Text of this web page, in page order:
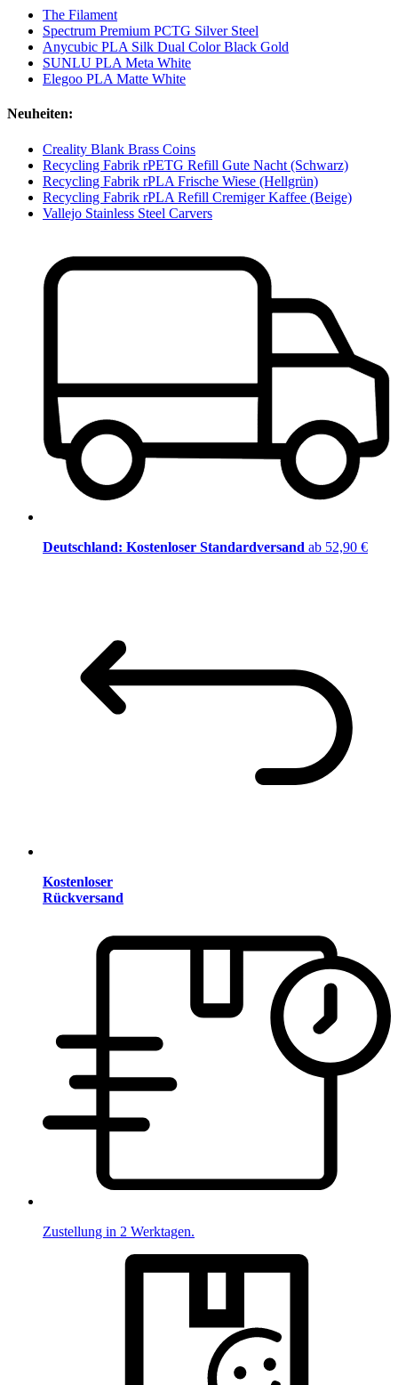
The Filament
Spectrum Premium PCTG Silver Steel
Anycubic PLA Silk Dual Color Black Gold
SUNLU PLA Meta White
Elegoo PLA Matte White
Neuheiten:
Creality Blank Brass Coins
Recycling Fabrik rPETG Refill Gute Nacht (Schwarz)
Recycling Fabrik rPLA Frische Wiese (Hellgrün)
Recycling Fabrik rPLA Refill Cremiger Kaffee (Beige)
Vallejo Stainless Steel Carvers
Deutschland: Kostenloser Standardversand ab 52,90 €
Kostenloser
Rückversand
Zustellung in 2 Werktagen.